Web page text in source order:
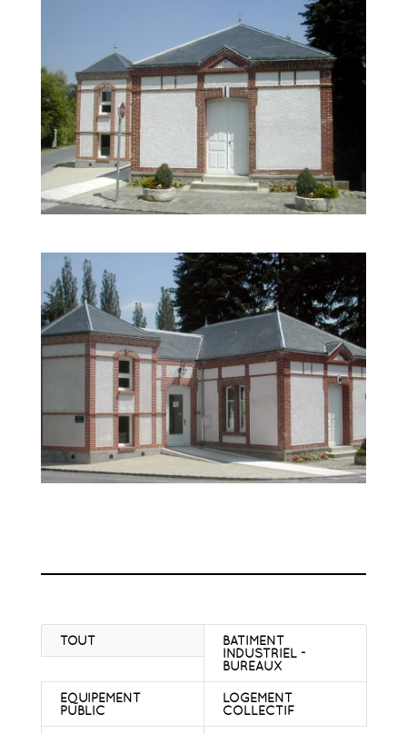
TOUT
BATIMENT
INDUSTRIEL -
BUREAUX
EQUIPEMENT
PUBLIC
LOGEMENT
COLLECTIF